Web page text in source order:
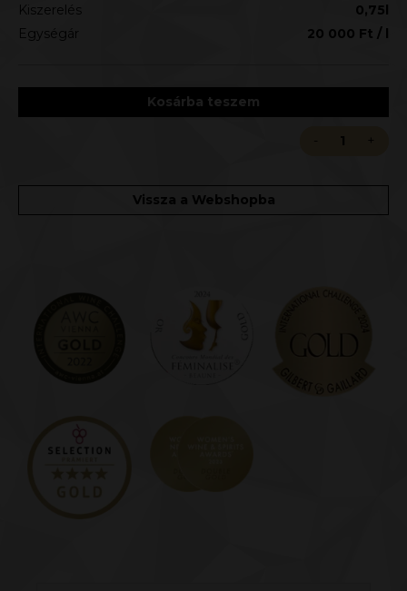
Kiszerelés
0,75l
Egységár
20 000 Ft / l
Kosárba teszem
Vissza a Webshopba